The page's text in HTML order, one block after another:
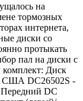
на
тормозных
интернета,
диски со
протыкать
пал на диски с
комплект: Диск
США DC26502S -
DC